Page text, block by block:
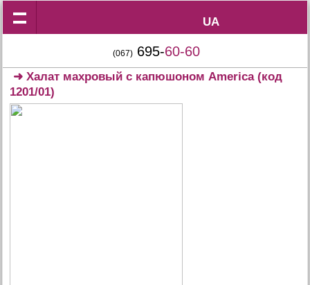
UA
UA
(067) 695-60-60
➜Халат махровый с капюшоном America(код
1201/01)